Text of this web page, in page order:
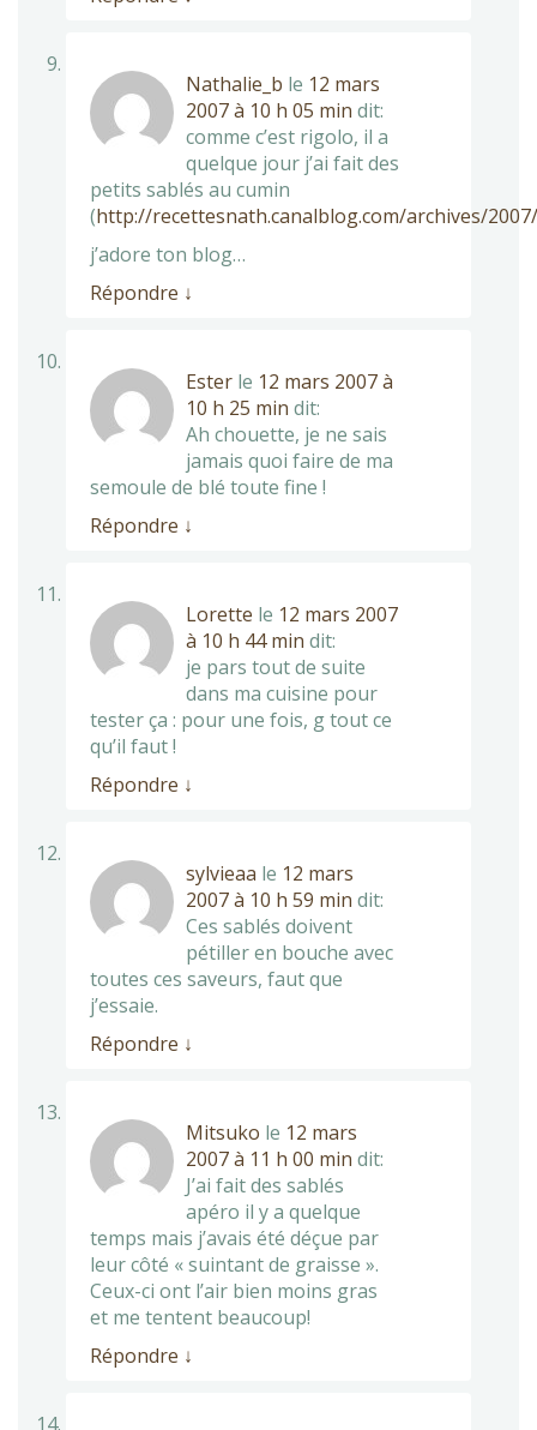
Nathalie_b le 12 mars
2007 à 10 h 05 min dit:
comme c’est rigolo, il a
quelque jour j’ai fait des
petits sablés au cumin
(http://recettesnath.canalblog.com/archives/
j’adore ton blog…
Répondre ↓
Ester le 12 mars 2007 à
10 h 25 min dit:
Ah chouette, je ne sais
jamais quoi faire de ma
semoule de blé toute fine !
Répondre ↓
Lorette le 12 mars 2007
à 10 h 44 min dit:
je pars tout de suite
dans ma cuisine pour
tester ça : pour une fois, g tout ce
qu’il faut !
Répondre ↓
sylvieaa le 12 mars
2007 à 10 h 59 min dit:
Ces sablés doivent
pétiller en bouche avec
toutes ces saveurs, faut que
j’essaie.
Répondre ↓
Mitsuko le 12 mars
2007 à 11 h 00 min dit:
J’ai fait des sablés
apéro il y a quelque
temps mais j’avais été déçue par
leur côté « suintant de graisse ».
Ceux-ci ont l’air bien moins gras
et me tentent beaucoup!
Répondre ↓